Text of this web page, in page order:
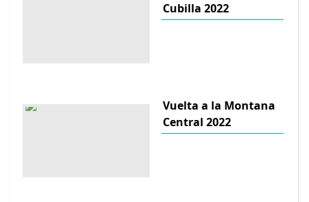
Cubilla 2022
Vuelta a la Montana
Central 2022